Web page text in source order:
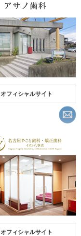
オフィシャルサイト
オフィシャルサイト